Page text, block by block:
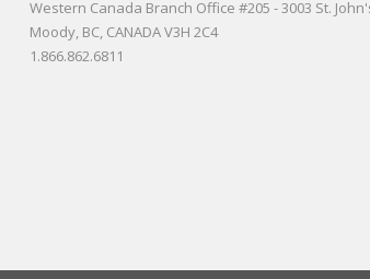
Western Canada Branch Office #205 - 3003 St.
Moody, BC, CANADA V3H 2C4
1.866.862.6811